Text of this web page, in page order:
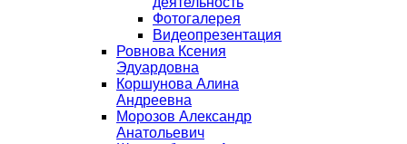
Фотогалерея
Видеопрезентация
Ровнова Ксения
Эдуардовна
Коршунова Алина
Андреевна
Морозов Александр
Анатольевич